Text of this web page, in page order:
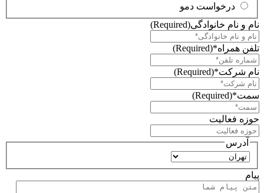
درخواست دمو
نام و نام خانوادگی(Required)
تلفن همراه*(Required)
نام شرکت*(Required)
سمت*(Required)
حوزه فعالیت
آدرس
استان
پیام